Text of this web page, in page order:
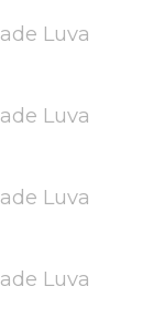
Luva
Luva
Luva
Luva